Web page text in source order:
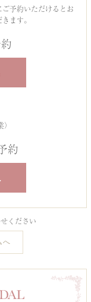
予約いただけるとお
ます。
約
ください
へ